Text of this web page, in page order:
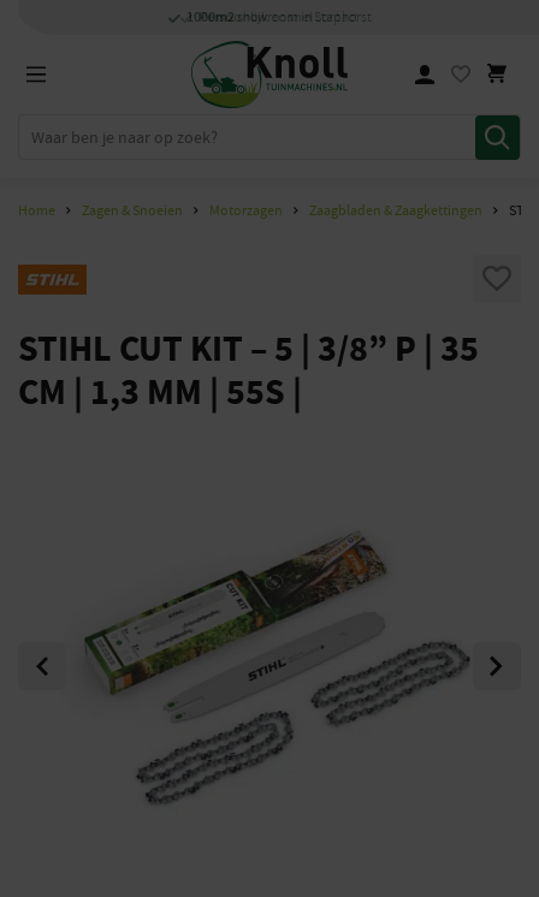
Specialistenmet kennis van zaken
1000m2 showroom in Staphorst
Persoonlijkensnel contact
Home Zagen & Snoeien Motorzagen Zaagbladen & Zaagkettingen
STIHL CUT KIT – 5 | 3/8” P | 35
CM | 1,3 MM | 55S |
Previous Next